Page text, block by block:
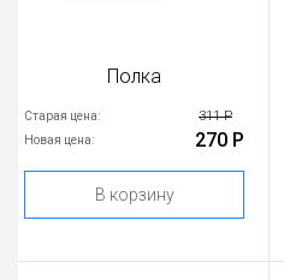
Полка
Старая цена: 311 Р
Новая цена: 270 Р
В корзину